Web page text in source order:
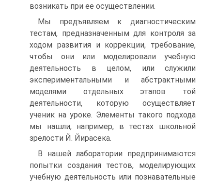
возникать при ее осуществлении.
Мы предъявляем к диагностическим
тестам, предназначенным для контроля за
ходом развития и коррекции, требование,
чтобы они или моделировали учебную
деятельность в целом, или служили
экспериментальными и абстрактными
моделями отдельных этапов той
деятельности, которую осуществляет
ученик на уроке. Элементы такого подхода
мы нашли, например, в тестах школьной
зрелости Й. Йирасека.
В нашей лаборатории предпринимаются
попытки создания тестов, моделирующих
учебную деятельность или познавательные